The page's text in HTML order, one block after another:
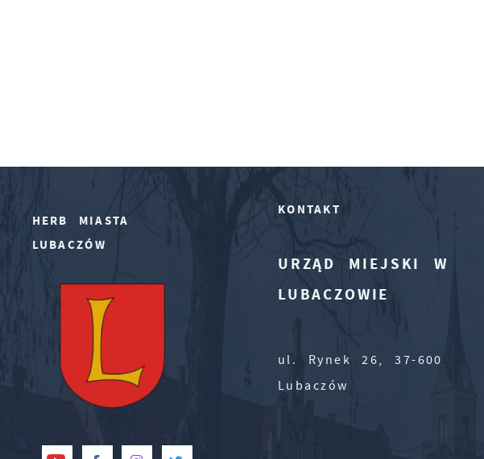
HERB MIASTA
LUBACZÓW
KONTAKT
URZĄD MIEJSKI W
LUBACZOWIE
ul. Rynek 26, 37-600
Lubaczów